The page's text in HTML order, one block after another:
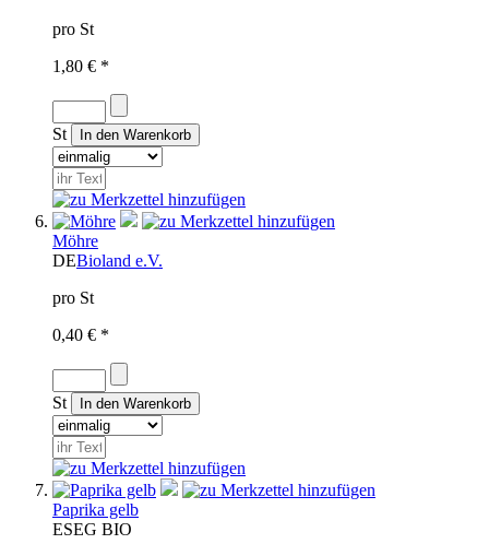
pro St
1,80 € *
St
Möhre
DEBioland e.V.
pro St
0,40 € *
St
Paprika gelb
ESEG BIO